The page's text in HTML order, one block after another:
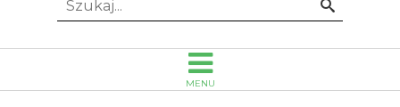
Idź
MENU